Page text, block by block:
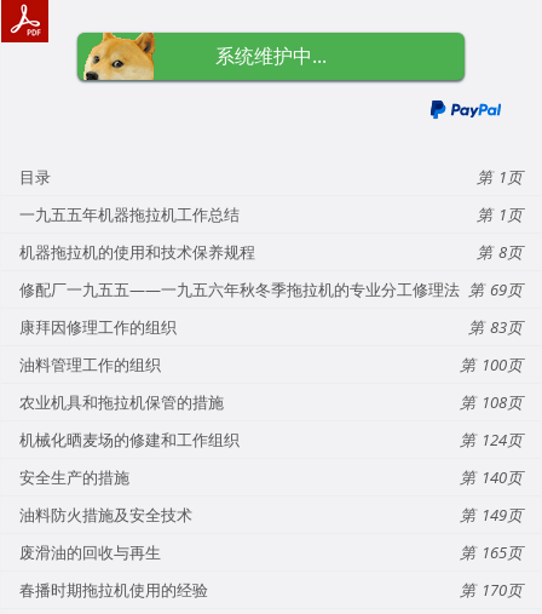
系统维护中...
目录
1
一九五五年机器拖拉机工作总结
1
机器拖拉机的使用和技术保养规程
8
修配厂一九五五——一九五六年秋冬季拖拉机的专业分工修理法
69
康拜因修理工作的组织
83
油料管理工作的组织
100
农业机具和拖拉机保管的措施
108
机械化晒麦场的修建和工作组织
124
安全生产的措施
140
油料防火措施及安全技术
149
废滑油的回收与再生
165
春播时期拖拉机使用的经验
170